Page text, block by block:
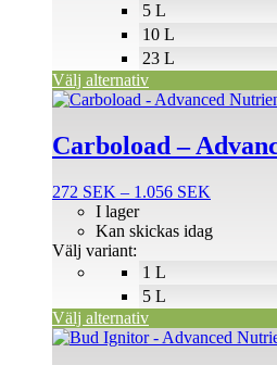
5 L
10 L
23 L
Välj alternativ
produktsidan
Carboload –
272 SEK – 1.056 SEK
till
1 L
5 L
I lager
Kan skickas idag
Välj variant:
Välj alternativ
Den
produkten
har
varianter.
olika
alternativen
på
produktsidan
Den